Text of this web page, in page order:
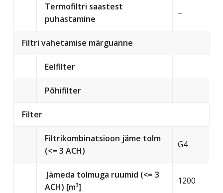
Termofiltri saastest
puhastamine
–
Filtri vahetamise märguanne
Eelfilter
Põhifilter
Filter
Filtrikombinatsioon jäme tolm
(<= 3 ACH)
G4
Jämeda tolmuga ruumid (<= 3
ACH) [m³]
1200